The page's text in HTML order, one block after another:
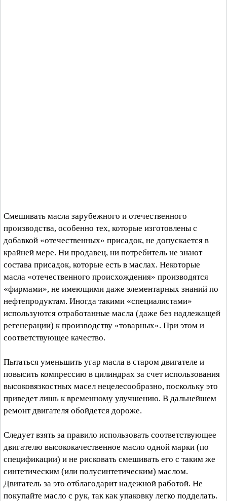
Смешивать масла зарубежного и отечественного
производства, особенно тех, которые изготовлены с
добавкой «отечественных» присадок, не допускается в
крайней мере. Ни продавец, ни потребитель не знают
состава присадок, которые есть в маслах. Некоторые
масла «отечественного происхождения» производятся
«фирмами», не имеющими даже элементарных знаний по
нефтепродуктам. Иногда такими «специалистами»
используются отработанные масла (даже без надлежащей
регенерации) к производству «товарных». При этом и
соответствующее качество.
Пытаться уменьшить угар масла в старом двигателе и
повысить компрессию в цилиндрах за счет использования
высоковязкостных масел нецелесообразно, поскольку это
приведет лишь к временному улучшению. В дальнейшем
ремонт двигателя обойдется дороже.
Следует взять за правило использовать соответствующее
двигателю высококачественное масло одной марки (по
спецификации) и не рисковать смешивать его с таким же
синтетическим (или полусинтетическим) маслом.
Двигатель за это отблагодарит надежной работой. Не
покупайте масло с рук, так как упаковку легко подделать.